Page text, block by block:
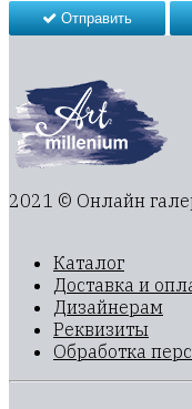
Отправить
2021 © Онлайн
Каталог
Доставка и
Дизайнерам
Реквизиты
Обработка